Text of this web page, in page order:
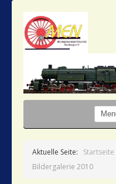
Aktuelle Seite: Startseite
Bildergalerie 2010